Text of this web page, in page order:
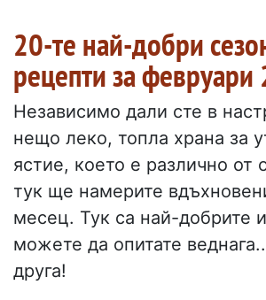
20-те най-добри
рецепти за февруари
Независимо дали сте в
нещо леко, топла храна за
ястие, което е различно от
тук ще намерите
месец. Тук са най-добрите
можете да опитате
друга!